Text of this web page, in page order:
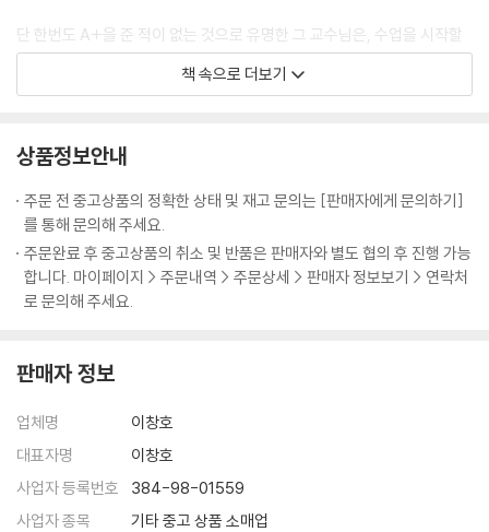
단 한번도 A+을 준 적이 없는 것으로 유명한 그 교수님은, 수업을 시작할
때 그 날 수업에서 핵심이 되는 문제를 물으셨습니다. 출석부를 보고 나이
가 많은 많은 학생부터 질문을 해서 답을 못하면 다음 사람에게 넘어가는
"하나님, 제가 이 수업을 잘할 수 있게 도와주세요."
처음 듣는 어려운 수업이니 저는 마음 속으로 기도를 할 수밖에요. 그러다
드디어 제가 대답해야 할 차계가 되었습니다. 저는 이 수업을 어떻게 하고,
어떤 식으로 개념을 정리할지 미리 생각하고 기도한 내용을 말씀드렸습니
을 못해서 또 제 차례가 되었어요. 예습하면서 생각했던 것을 교수님께 말
니다. 그 다음부터는 선배들도 1학년에게 질세라 예습을 많이 하기 시작했
습니다. (...)
--- pp 58~60
책 속으로 더보기
상품정보안내
주문 전 중고상품의 정확한 상태 및 재고 문의는 [판매자에게 문의하기]
를 통해 문의해 주세요.
주문완료 후 중고상품의 취소 및 반품은 판매자와 별도 협의 후 진행 가능
합니다. 마이페이지 > 주문내역 > 주문상세 > 판매자 정보보기 > 연락처
로 문의해 주세요.
판매자 정보
업체명
이창호
대표자명
이창호
사업자 등록번호
384-98-01559
사업자 종목
기타 중고 상품 소매업